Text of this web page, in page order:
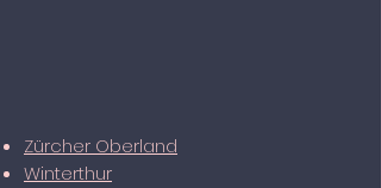
Zürcher Oberland
Winterthur